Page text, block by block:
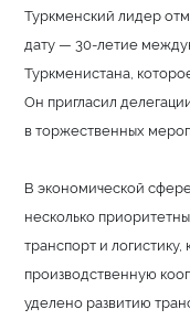
Туркменский лидер
дату — 30-летие
Туркменистана,
Он пригласил
в торжественных
В экономической
несколько
транспорт и
производственную
уделено развитию